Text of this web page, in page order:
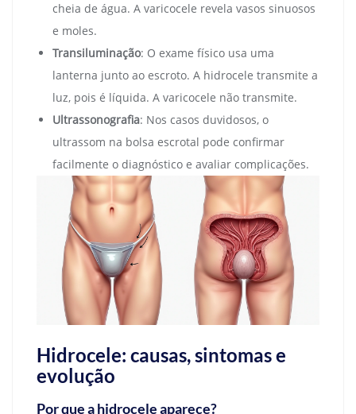
cheia de água. A varicocele revela vasos sinuosos
e moles.
Transiluminação: O exame físico usa uma
lanterna junto ao escroto. A hidrocele transmite a
luz, pois é líquida. A varicocele não transmite.
Ultrassonografia: Nos casos duvidosos, o
ultrassom na bolsa escrotal pode confirmar
facilmente o diagnóstico e avaliar complicações.
Hidrocele: causas, sintomas e
evolução
Por que a hidrocele aparece?